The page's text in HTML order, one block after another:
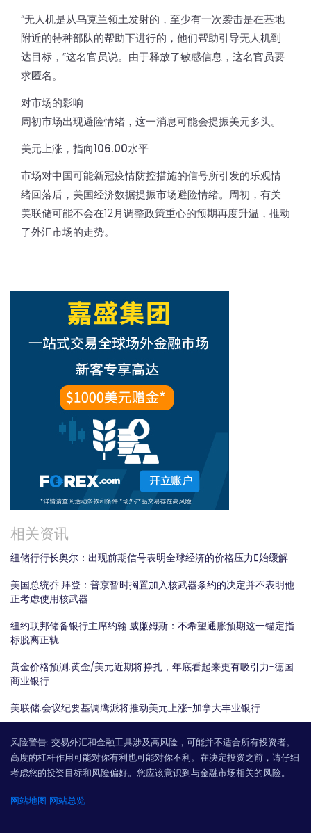
“无人机是从乌克兰领土发射的，至少有一次袭击是在基地
附近的特种部队的帮助下进行的，他们帮助引导无人机到
达目标，”这名官员说。由于释放了敏感信息，这名官员要
求匿名。
对市场的影响
周初市场出现避险情绪，这一消息可能会提振美元多头。
美元上涨，指向106.00水平
市场对中国可能新冠疫情防控措施的信号所引发的乐观情
绪回落后，美国经济数据提振市场避险情绪。周初，有关
美联储可能不会在12月调整政策重心的预期再度升温，推动
了外汇市场的走势。
相关资讯
纽储行行长奥尔：出现前期信号表明全球经济的价格压力𫔭始缓解
美国总统乔·拜登：普京暂时搁置加入核武器条约的决定并不表明他
正考虑使用核武器
纽约联邦储备银行主席约翰·威廉姆斯：不希望通胀预期这一锚定指
标脱离正轨
黄金价格预测:黄金/美元近期将挣扎，年底看起来更有吸引力-德国
商业银行
美联储:会议纪要基调鹰派将推动美元上涨-加拿大丰业银行
风险警告: 交易外汇和金融工具涉及高风险，可能并不适合所有投资者。
高度的杠杆作用可能对你有利也可能对你不利。在决定投资之前，请仔细
考虑您的投资目标和风险偏好。您应该意识到与金融市场相关的风险。
网站地图 网站总览